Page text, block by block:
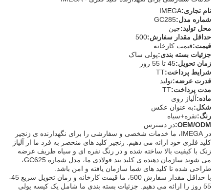
نام تجاری:IMEGA
شماره مدل:GC285
محل تولید:چین
حداقل مقدار سفارش:500
قیمت:قیمت کارخانه
جزئیات بسته بندی:پولی ساک
زمان تحویل:45 تا 55 روز
شرایط پرداخت:TT
قدرت عرضه:تولید
مدت پرداخت:TT
ماده:آلیاژ روی
شکل:به عنوان عکس
رنگ:نقره+سیاه
OEM/ODM: در دسترس
در IMEGA، ما خدمات شخصی و سفارشی را برای نگهدارنده ی زنجیر
کلید فلزی خود ارائه می دهیم. زنجیر کلید های منحصر به فرد ما از آلیاژ
زنک با کیفیت بالا ساخته شده و در رنگ نقره ای و سیاه ظریف عرضه
می شوند.سازمان دهنده ی کلید بند فولادی ما، مدل شماره GC625،
طراحی شده تا کلید های شما سازمان یافته و امن باشد.
با حداقل مقدار سفارش 500، ما قیمت کارخانه و زمان تحویل سریع 45-
55 روز را ارائه می دهیم. جزئیات بسته بندی ما شامل یک کیسه پولی